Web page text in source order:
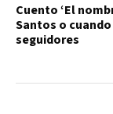
Cuento ‘El
Santos o
seguidores